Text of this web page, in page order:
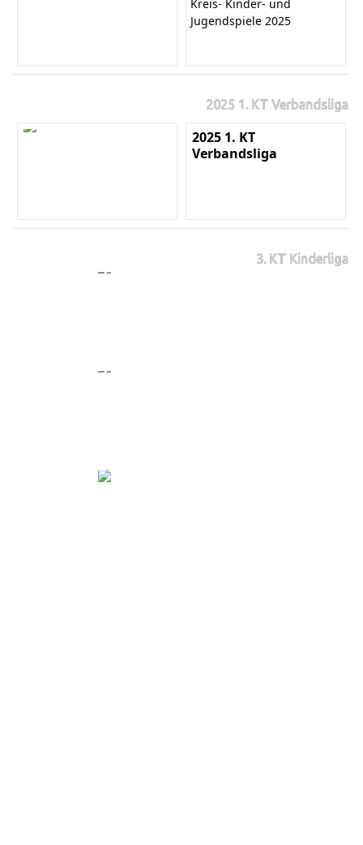
Kreis- Kinder- und
Jugendspiele 2025
2025 1. KT Verbandsliga
2025 1. KT
Verbandsliga
3. KT Kinderliga